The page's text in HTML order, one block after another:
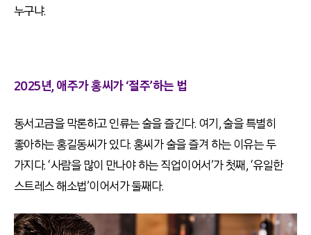
누구냐.
2025년, 애주가 홍씨가 ‘절주’하는 법
동서고금을 막론하고 인류는 술을 즐긴다. 여기, 술을 특별히
좋아하는 홍길동씨가 있다. 홍씨가 술을 즐겨 하는 이유는 두
가지다. ‘사람을 많이 만나야 하는 직업이어서’가 첫째, ‘유일한
스트레스 해소법’이어서가 둘째다.